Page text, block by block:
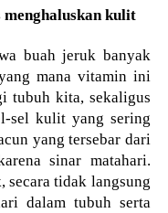
menghaluskan kulit
buah jeruk banyak
mana vitamin ini
tubuh kita, sekaligus
sel kulit yang sering
yang tersebar dari
sinar matahari.
secara tidak langsung
dalam tubuh serta